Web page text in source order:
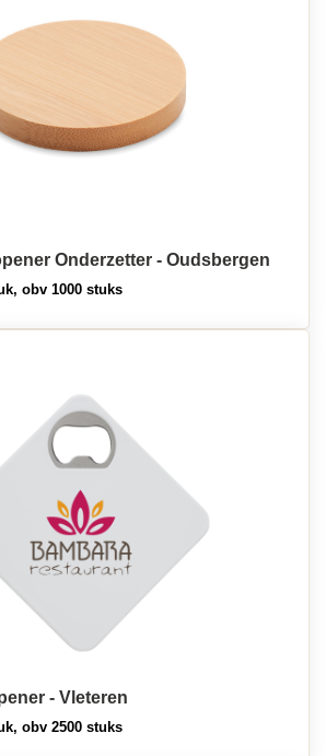
Onderzetter - Oudsbergen
obv 1000 stuks
- Vleteren
obv 2500 stuks